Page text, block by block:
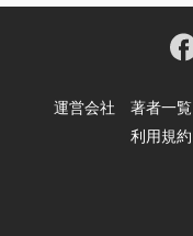
運営会社 著者一覧
利用規約